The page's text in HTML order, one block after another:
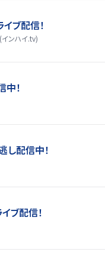
ブ配信！
ンハイ.tv)
！
配信中！
ブ配信！